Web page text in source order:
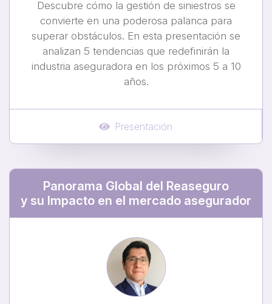
Descubre cómo la gestión de siniestros se
convierte en una poderosa palanca para
superar obstáculos. En esta presentación se
analizan 5 tendencias que redefinirán la
industria aseguradora en los próximos 5 a 10
años.
Presentación
Panorama Global del Reaseguro
y su Impacto en el mercado asegurador